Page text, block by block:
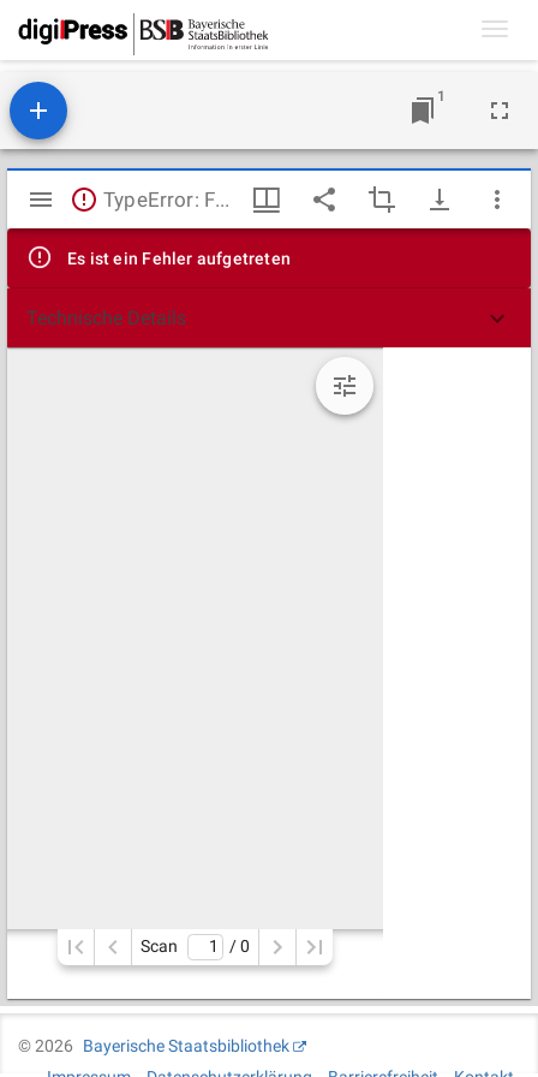
1
Mirador
Viewer
TypeError: Failed to fetch
Es ist ein Fehler aufgetreten
Technische Details
Scan / 0
©2026
Bayerische Staatsbibliothek